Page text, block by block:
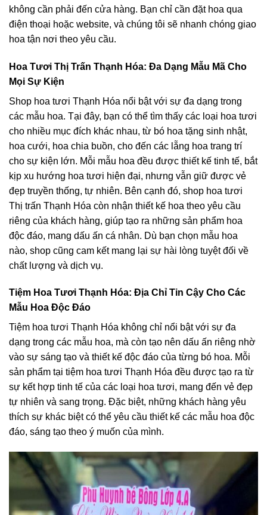
không cần phải đến cửa hàng. Bạn chỉ cần đặt hoa qua
điện thoại hoặc website, và chúng tôi sẽ nhanh chóng giao
hoa tận nơi theo yêu cầu.
Hoa Tươi Thị Trấn Thạnh Hóa: Đa Dạng Mẫu Mã Cho
Mọi Sự Kiện
Shop hoa tươi Thạnh Hóa nổi bật với sự đa dạng trong
các mẫu hoa. Tại đây, bạn có thể tìm thấy các loại hoa tươi
cho nhiều mục đích khác nhau, từ bó hoa tặng sinh nhật,
hoa cưới, hoa chia buồn, cho đến các lẵng hoa trang trí
cho sự kiện lớn. Mỗi mẫu hoa đều được thiết kế tinh tế, bắt
kịp xu hướng hoa tươi hiện đại, nhưng vẫn giữ được vẻ
đẹp truyền thống, tự nhiên. Bên cạnh đó, shop hoa tươi
Thị trấn Thạnh Hóa còn nhận thiết kế hoa theo yêu cầu
riêng của khách hàng, giúp tạo ra những sản phẩm hoa
độc đáo, mang dấu ấn cá nhân. Dù bạn chọn mẫu hoa
nào, shop cũng cam kết mang lại sự hài lòng tuyệt đối về
chất lượng và dịch vụ.
Tiệm Hoa Tươi Thạnh Hóa: Địa Chỉ Tin Cậy Cho Các
Mẫu Hoa Độc Đáo
Tiệm hoa tươi Thạnh Hóa không chỉ nổi bật với sự đa
dạng trong các mẫu hoa, mà còn tạo nên dấu ấn riêng nhờ
vào sự sáng tạo và thiết kế độc đáo của từng bó hoa. Mỗi
sản phẩm tại tiệm hoa tươi Thạnh Hóa đều được tạo ra từ
sự kết hợp tinh tế của các loại hoa tươi, mang đến vẻ đẹp
tự nhiên và sang trọng. Đặc biệt, những khách hàng yêu
thích sự khác biệt có thể yêu cầu thiết kế các mẫu hoa độc
đáo, sáng tạo theo ý muốn của mình.